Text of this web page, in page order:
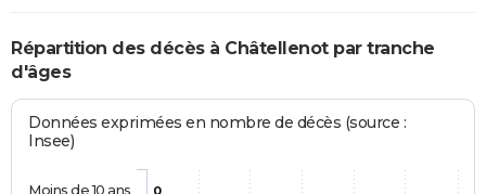
Répartition des décès à Châtellenot par tranche
d'âges
Données exprimées en nombre de décès (source :
Insee)
0
Moins de 10 ans